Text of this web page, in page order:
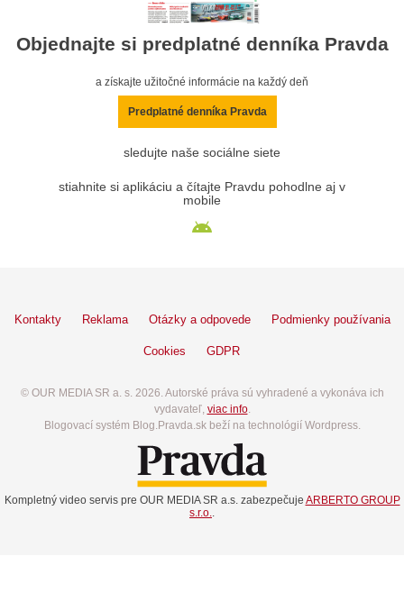
Objednajte si predplatné denníka Pravda
a získajte užitočné informácie na každý deň
Predplatné denníka Pravda
sledujte naše sociálne siete
stiahnite si aplikáciu a čítajte Pravdu pohodlne aj v
mobile
Kontakty Reklama Otázky a odpovede Podmienky používania
Cookies GDPR
© OUR MEDIA SR a. s. 2026. Autorské práva sú vyhradené a vykonáva ich
vydavateľ, viac info.
Blogovací systém Blog.Pravda.sk beží na technológií Wordpress.
Kompletný video servis pre OUR MEDIA SR a.s. zabezpečuje ARBERTO GROUP
s.r.o..